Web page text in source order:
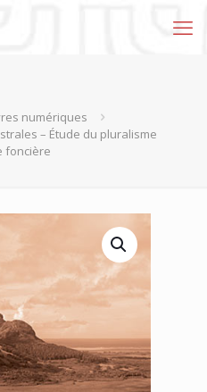
numériques
– Étude du pluralisme
foncière